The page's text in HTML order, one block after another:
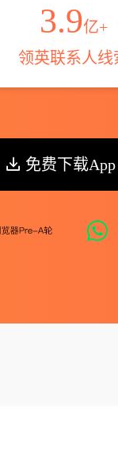
3.9亿+
领英联系人线
免费下载App